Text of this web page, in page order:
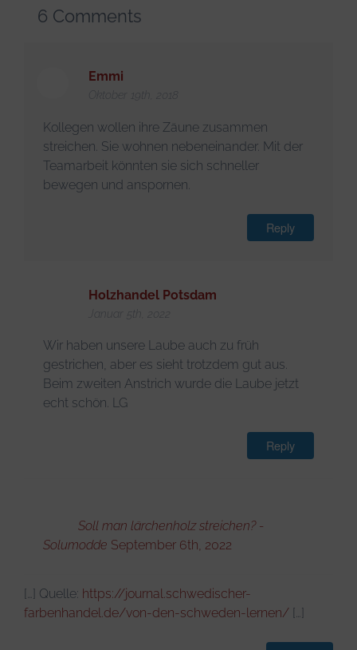
6 Comments
Emmi
Oktober 19th, 2018
Kollegen wollen ihre Zäune zusammen
streichen. Sie wohnen nebeneinander. Mit der
Teamarbeit könnten sie sich schneller
bewegen und anspornen.
Reply
Holzhandel Potsdam
Wir haben unsere Laube auch zu früh
gestrichen, aber es sieht trotzdem gut aus.
Beim zweiten Anstrich wurde die Laube jetzt
echt schön. LG
Reply
Soll man lärchenholz streichen? -
Solumodde September 6th, 2022
[…] Quelle: https://journal.schwedischer-
farbenhandel.de/von-den-schweden-lernen/ […]